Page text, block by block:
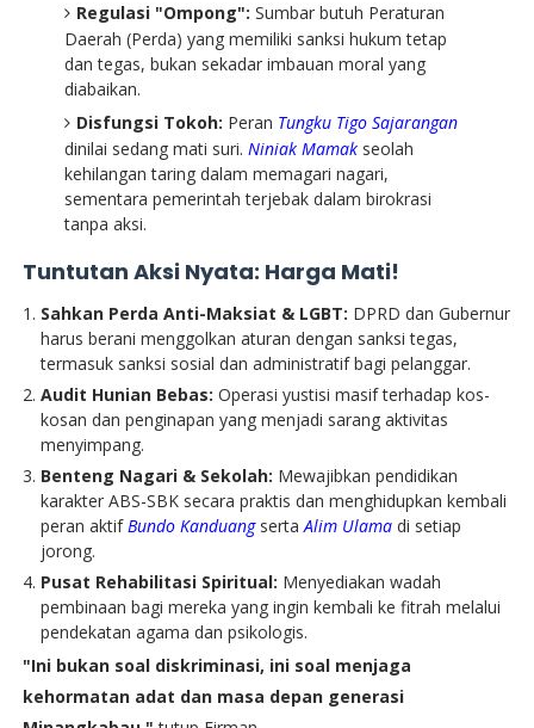
Regulasi "Ompong": Sumbar butuh Peraturan
Daerah (Perda) yang memiliki sanksi hukum tetap
dan tegas, bukan sekadar imbauan moral yang
diabaikan.
Disfungsi Tokoh: Peran Tungku Tigo Sajarangan
dinilai sedang mati suri. Niniak Mamakseolah
kehilangan taring dalam memagari nagari,
sementara pemerintah terjebak dalam birokrasi
tanpa aksi.
Tuntutan Aksi Nyata: Harga Mati!
Sahkan Perda Anti-Maksiat & LGBT: DPRD dan Gubernur
harus berani menggolkan aturan dengan sanksi tegas,
termasuk sanksi sosial dan administratif bagi pelanggar.
Audit Hunian Bebas: Operasi yustisi masif terhadap kos-
kosan dan penginapan yang menjadi sarang aktivitas
menyimpang.
Benteng Nagari & Sekolah: Mewajibkan pendidikan
karakter ABS-SBK secara praktis dan menghidupkan kembali
peran aktifBundo KanduangsertaAlim Ulamadi setiap
jorong.
Pusat Rehabilitasi Spiritual: Menyediakan wadah
pembinaan bagi mereka yang ingin kembali ke fitrah melalui
pendekatan agama dan psikologis.
"Ini bukan soal diskriminasi, ini soal menjaga
kehormatan adat dan masa depan generasi